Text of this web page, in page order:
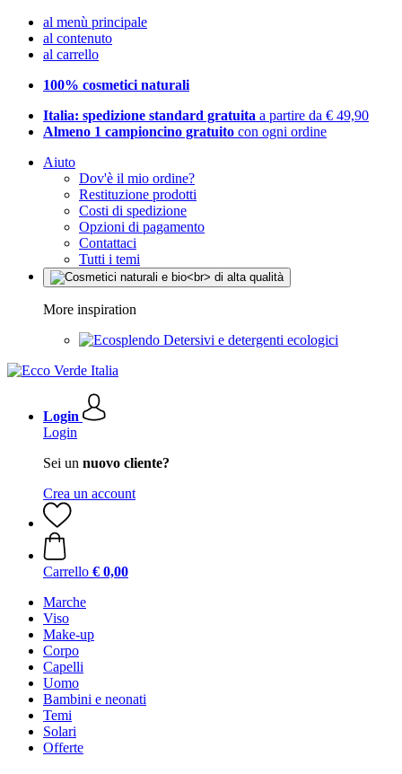
al menù principale
al contenuto
al carrello
100% cosmetici naturali
Italia: spedizione standard gratuita a partire da € 49,90
Almeno 1 campioncino gratuito con ogni ordine
Aiuto
Dov'è il mio ordine?
Restituzione prodotti
Costi di spedizione
Opzioni di pagamento
Contattaci
Tutti i temi
More inspiration
Detersivi e detergenti ecologici
Login
Login
Sei un nuovo cliente?
Crea un account
Carrello € 0,00
Marche
Viso
Make-up
Corpo
Capelli
Uomo
Bambini e neonati
Temi
Solari
Offerte